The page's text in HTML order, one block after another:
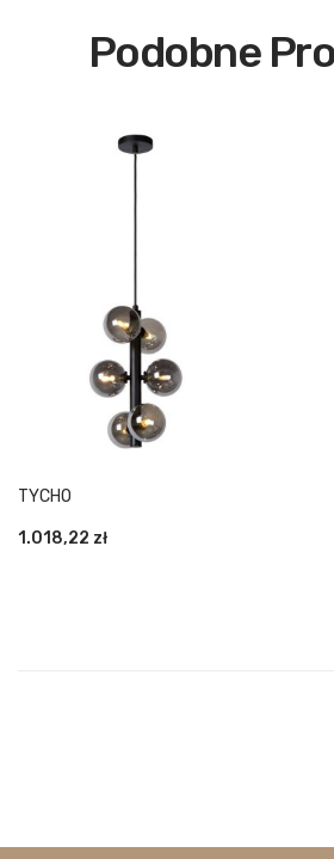
Podobne
TYCHO
1.018,22 zł